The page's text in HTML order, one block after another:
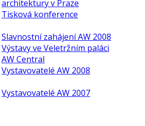
architektury v Praze
Tisková konference
Slavnostní zahájení AW 2008
Výstavy ve Veletržním paláci
AW Central
Vystavovatelé AW 2008
Vystavovatelé AW 2007